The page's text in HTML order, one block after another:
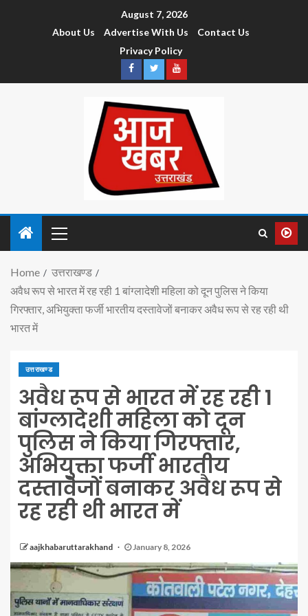
August 7, 2026
About Us
Advertise With Us
Contact Us
Privacy Policy
Home
उत्तराखण्ड
अवैध रूप से भारत में रह रही 1 बांग्लादेशी महिला को दून पुलिस ने किया
गिरफ्तार, अभियुक्ता फर्जी भारतीय दस्तावेजों बनाकर अवैध रूप से रह रही थी
भारत में
उत्तराखण्ड
अवैध रूप से भारत में रह रही 1
बांग्लादेशी महिला को दून
पुलिस ने किया गिरफ्तार,
अभियुक्ता फर्जी भारतीय
दस्तावेजों बनाकर अवैध रूप से
रह रही थी भारत में
aajkhabaruttarakhand January 8, 2026